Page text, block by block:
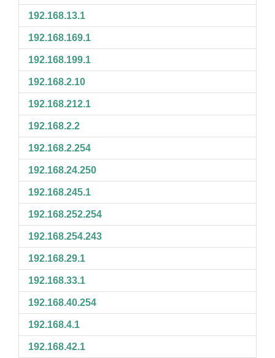
192.168.13.1
192.168.169.1
192.168.199.1
192.168.2.10
192.168.212.1
192.168.2.2
192.168.2.254
192.168.24.250
192.168.245.1
192.168.252.254
192.168.254.243
192.168.29.1
192.168.33.1
192.168.40.254
192.168.4.1
192.168.42.1